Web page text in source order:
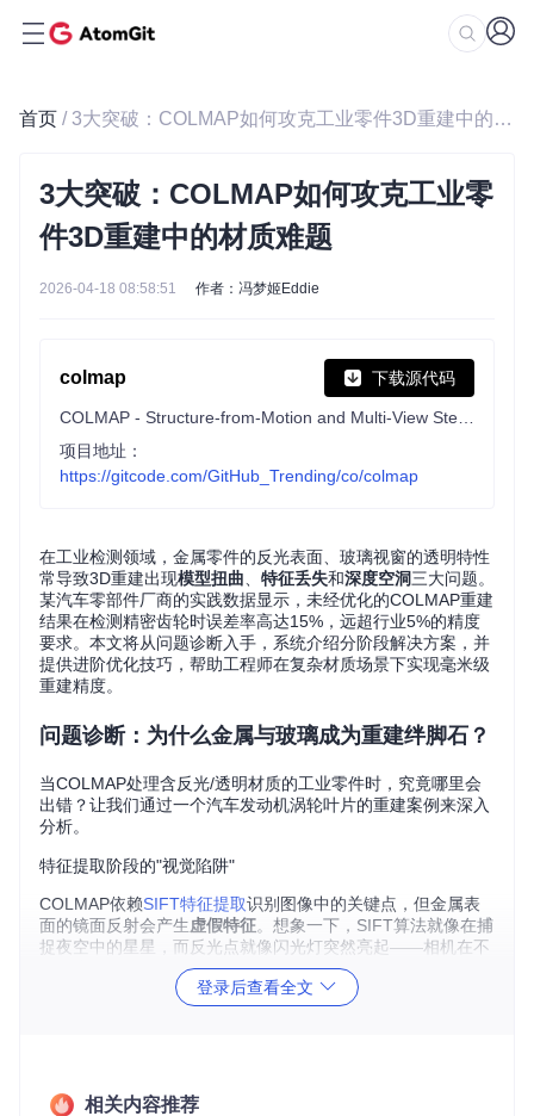
首页 / 3大突破：COLMAP如何攻克工业零件3D重建中的材质难题
3大突破：COLMAP如何攻克工业零
件3D重建中的材质难题
2026-04-18 08:58:51 作者：冯梦姬Eddie
colmap 下载源代码
项目地址：
https://gitcode.com/GitHub_Trending/co/colmap
在工业检测领域，金属零件的反光表面、玻璃视窗的透明特性
常导致3D重建出现模型扭曲 特征丢失和深度空洞三大问题。
某汽车零部件厂商的实践数据显示，未经优化的COLMAP重建
结果在检测精密齿轮时误差率高达15%，远超行业5%的精度
要求。本文将从问题诊断入手，系统介绍分阶段解决方案，并
提供进阶优化技巧，帮助工程师在复杂材质场景下实现毫米级
重建精度。
问题诊断：为什么金属与玻璃成为重建绊脚石？
当COLMAP处理含反光/透明材质的工业零件时，究竟哪里会
出错？让我们通过一个汽车发动机涡轮叶片的重建案例来深入
分析。
特征提取阶段的"视觉陷阱"
COLMAP依赖SIFT特征提取识别图像中的关键点，但金属表
面的镜面反射会产生虚假特征。想象一下，SIFT算法就像在捕
捉夜空中的星星，而反光点就像闪光灯突然亮起——相机在不
同角度拍摄同一区域时，这些"人造星星"会出现在完全不同的
位置，导致后续匹配完全错位。
常仅为漫反射表面的1/3。
登录后查看全文
相关内容推荐